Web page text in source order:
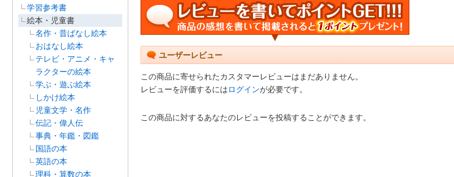
学習参考書
絵本・児童書
名作・昔ばなし絵本
おはなし絵本
テレビ・アニメ・キャ
ラクターの絵本
学ぶ・遊ぶ絵本
しかけ絵本
児童文学・名作
伝記・偉人伝
事典・年鑑・図鑑
国語の本
英語の本
理科・算数の本
ユーザーレビュー
この商品に寄せられたカスタマーレビューはまだありません。
レビューを評価するには ログインが必要です。
この商品に対するあなたのレビューを投稿することができます。